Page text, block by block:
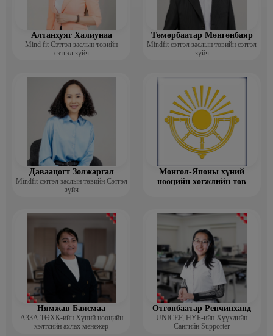
Алтанхуяг Халиунаа
Mind fit Сэтгэл заслын төвийн
сэтгэл зүйч
Төмөрбаатар Мөнгөнбаяр
Mindfit сэтгэл заслын төвийн сэтгэл
зүйч
Даваацогт Золжаргал
Mindfit сэтгэл заслын төвийн Сэтгэл
зүйч
Монгол-Японы хүний
нөөцийн хөгжлийн төв
Нямжав Баясмаа
АЗЗА ТӨХК-ийн Хүний нөөцийн
хэлтсийн ахлах менежер
Отгонбаатар Ренчинханд
UNIСЕF, НҮБ-ийн Хүүхдийн
Сангийн Supporter